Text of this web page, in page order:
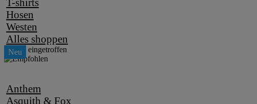
Hosen
Westen
Alles shoppen
Anthem
Asquith & Fox